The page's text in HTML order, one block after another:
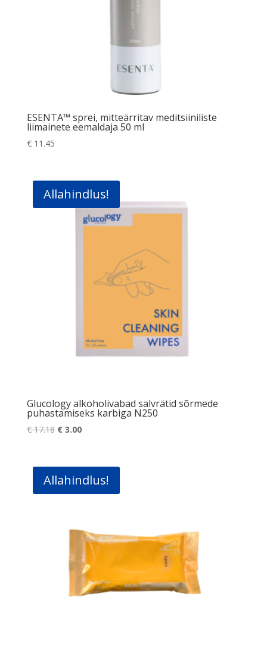
ESENTA™ sprei, mitteärritav meditsiiniliste
liimainete eemaldaja 50 ml
€11.45
Allahindlus!
Glucology alkoholivabad salvrätid sõrmede
puhastamiseks karbiga N250
€17.18 Algne
€ 17.18.
€3.00Praegune
€ 3.00.
Allahindlus!